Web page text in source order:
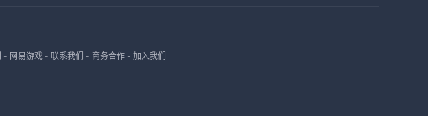
- 网易游戏- 联系我们 - 商务合作- 加入我们